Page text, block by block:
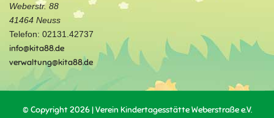
Weberstr. 88
41464 Neuss
Telefon: 02131.42737
info@kita88.de
verwaltung@kita88.de
© Copyright 2026 | Verein Kindertagesstätte Weberstraße e.V.